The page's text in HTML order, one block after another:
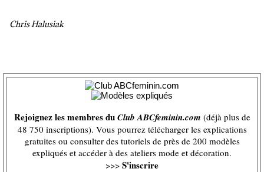
Chris Halusiak
Rejoignez les membres duClub ABCfeminin.com (déjà plus de
48 750 inscriptions). Vous pourrez télécharger les explications
gratuites ou consulter des tutoriels de près de 200 modèles
expliqués et accéder à des ateliers mode et décoration.
>>> S'inscrire